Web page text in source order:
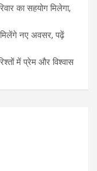
का सहयोग मिलेगा,
नए अवसर, पढ़ें
में प्रेम और विश्वास